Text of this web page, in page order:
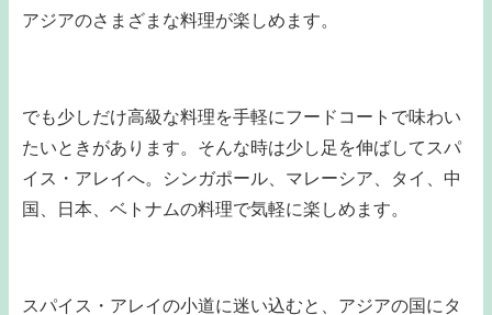
アジアのさまざまな料理が楽しめます。
でも少しだけ高級な料理を手軽にフードコートで味わい
たいときがあります。そんな時は少し足を伸ばしてスパ
イス・アレイへ。シンガポール、マレーシア、タイ、中
国、日本、ベトナムの料理で気軽に楽しめます。
スパイス・アレイの小道に迷い込むと、アジアの国にタ